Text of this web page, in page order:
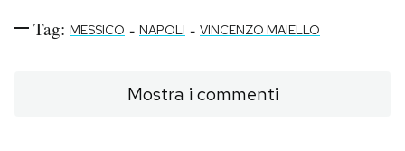
Tag: MESSICO - NAPOLI - VINCENZO MAIELLO
Mostra i commenti